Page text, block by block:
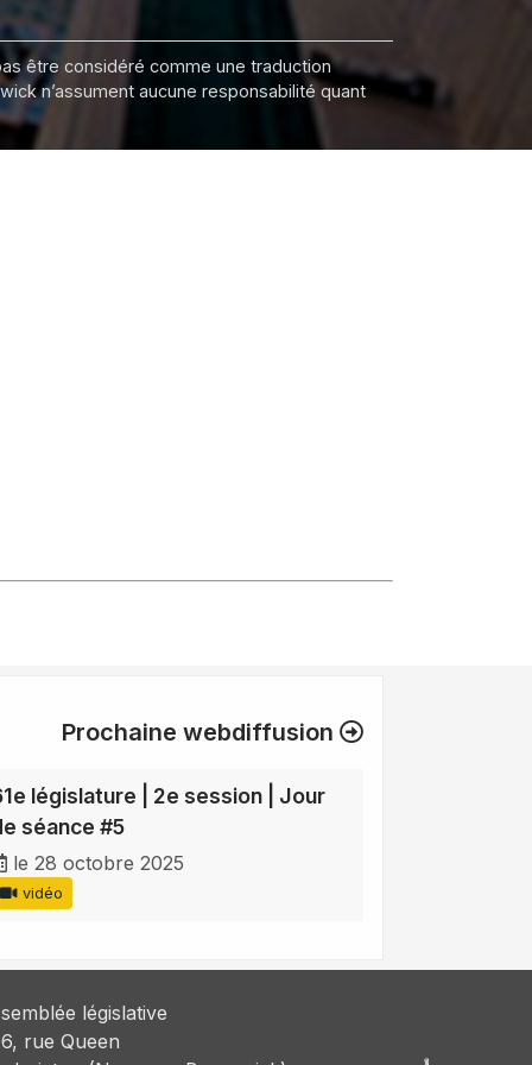
être considéré comme une traduction
n’assument aucune responsabilité quant
Prochaine webdiffusion
législature | 2e session | Jour
séance #5
le 28 octobre 2025
vidéo
législative
rue Queen